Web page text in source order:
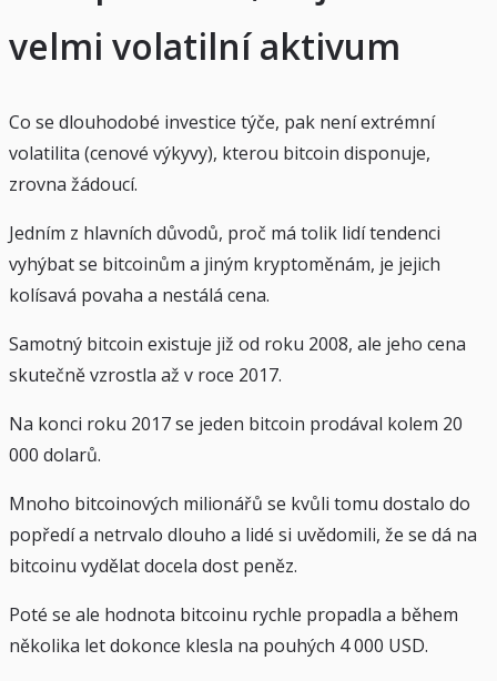
velmi volatilní aktivum
Co se dlouhodobé investice týče, pak není extrémní
volatilita (cenové výkyvy), kterou bitcoin disponuje,
zrovna žádoucí.
Jedním z hlavních důvodů, proč má tolik lidí tendenci
vyhýbat se bitcoinům a jiným kryptoměnám, je jejich
kolísavá povaha a nestálá cena.
Samotný bitcoin existuje již od roku 2008, ale jeho cena
skutečně vzrostla až v roce 2017.
Na konci roku 2017 se jeden bitcoin prodával kolem 20
000 dolarů.
Mnoho bitcoinových milionářů se kvůli tomu dostalo do
popředí a netrvalo dlouho a lidé si uvědomili, že se dá na
bitcoinu vydělat docela dost peněz.
Poté se ale hodnota bitcoinu rychle propadla a během
několika let dokonce klesla na pouhých 4 000 USD.